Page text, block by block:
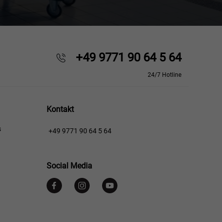
+49 9771 90 64 5 64
24/7 Hotline
Kontakt
+49 9771 90 64 5 64
Social Media